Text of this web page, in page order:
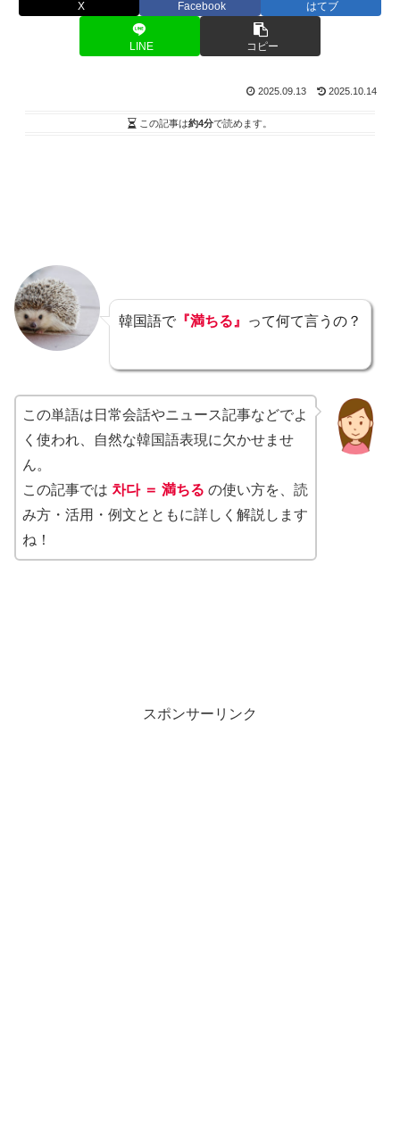
X Facebook はてブ
LINE コピー
2025.09.13 2025.10.14
この記事は約4分で読めます。
韓国語で 『満ちる』 って何て言うの？
この単語は日常会話やニュース記事などでよ
く使われ、自然な韓国語表現に欠かせませ
ん。
この記事では 차다 ＝ 満ちる の使い方を、読
み方・活用・例文とともに詳しく解説します
ね！
スポンサーリンク